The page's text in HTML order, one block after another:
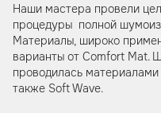
Наши мастера провели
процедуры полной
Материалы, широко
варианты от Comfort Mat.
проводилась
также Soft Wave.